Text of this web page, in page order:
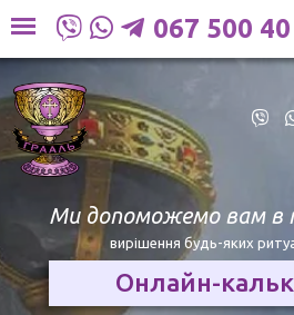
Skip
content
067 500
Ми допоможемо вам в
вирішення будь-яких
Онлайн-